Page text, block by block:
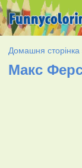
Домашня сторінка
Макс